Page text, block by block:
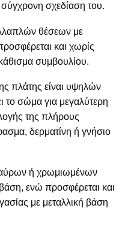
σύγχρονη σχεδίαση του.
θέσεων με
και χωρίς
συμβουλίου.
πλάτης είναι υψηλών
το σώμα για μεγαλύτερη
της πλήρους
δερματίνη ή γνήσιο
ή χρωμιωμένων
ενώ προσφέρεται και
με μεταλλική βάση